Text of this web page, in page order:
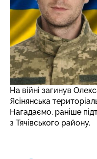
На війні загинув
Ясінянська
Нагадаємо, раніше
з Тячівського району.